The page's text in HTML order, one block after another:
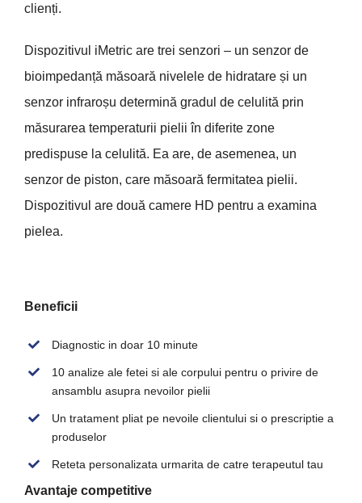
clienți.
Dispozitivul iMetric are trei senzori – un senzor de
bioimpedanță măsoară nivelele de hidratare și un
senzor infraroșu determină gradul de celulită prin
măsurarea temperaturii pielii în diferite zone
predispuse la celulită. Ea are, de asemenea, un
senzor de piston, care măsoară fermitatea pielii.
Dispozitivul are două camere HD pentru a examina
pielea.
Beneficii
Diagnostic in doar 10 minute
10 analize ale fetei si ale corpului pentru o privire de
ansamblu asupra nevoilor pielii
Un tratament pliat pe nevoile clientului si o prescriptie a
produselor
Reteta personalizata urmarita de catre terapeutul tau
Avantaje competitive